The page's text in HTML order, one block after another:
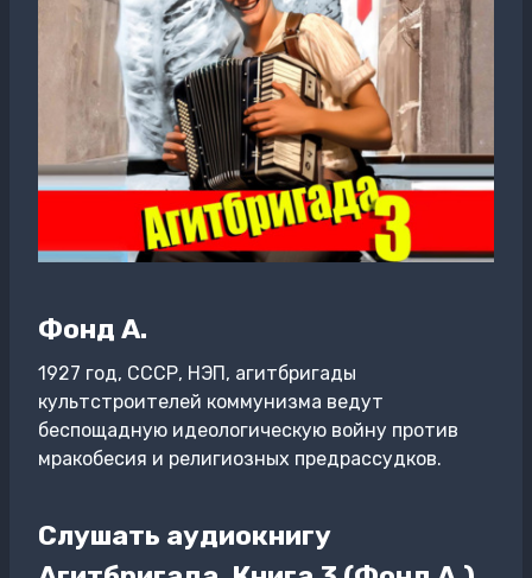
Фонд А.
1927 год, СССР, НЭП, агитбригады
культстроителей коммунизма ведут
беспощадную идеологическую войну против
мракобесия и религиозных предрассудков.
Слушать аудиокнигу